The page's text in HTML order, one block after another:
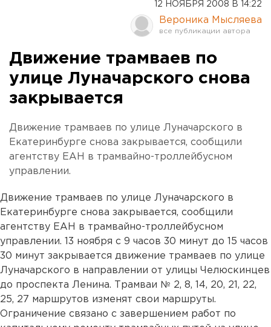
12 НОЯБРЯ 2008 В 14:22
Вероника Мысляева
Движение трамваев по
улице Луначарского снова
закрывается
Движение трамваев по улице Луначарского в
Екатеринбурге снова закрывается, сообщили
агентству ЕАН в трамвайно-троллейбусном
управлении.
Движение трамваев по улице Луначарского в
Екатеринбурге снова закрывается, сообщили
агентству ЕАН в трамвайно-троллейбусном
управлении. 13 ноября с 9 часов 30 минут до 15 часов
30 минут закрывается движение трамваев по улице
Луначарского в направлении от улицы Челюскинцев
до проспекта Ленина. Трамваи № 2, 8, 14, 20, 21, 22,
25, 27 маршрутов изменят свои маршруты.
Ограничение связано с завершением работ по